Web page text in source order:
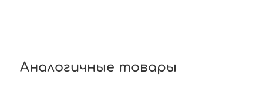
Аналогичные товары